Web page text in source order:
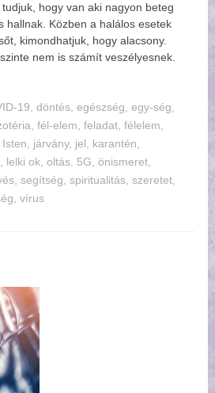
hogy van aki nagyon beteg
hallnak. Közben a halálos esetek
kimondhatjuk, hogy alacsony.
nem is számít veszélyesnek.
19,döntés,egészség,egy-ség,
,fél-elem,feladat,félelem,
Isten, járvány, jel, karantén,
, lelki ok,oltás. 5G,önismeret,
,segítség,spiritualitás,szeretet,
,vírus